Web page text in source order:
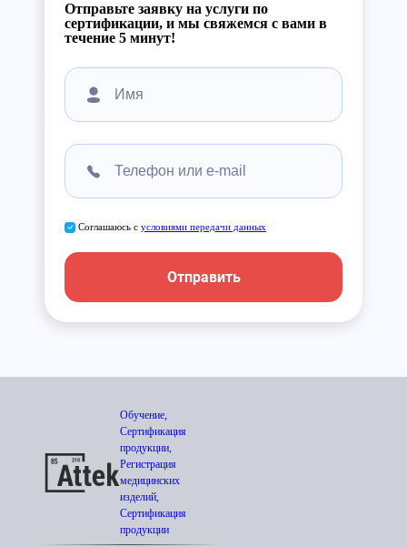
Отправьте заявку на услуги по
сертификации, и мы свяжемся с вами в
течение 5 минут!
Соглашаюсь с условиями передачи данных
Отправить
Обучение,
Сертификация
продукции,
Регистрация
медицинских
изделий,
Сертификация
продукции